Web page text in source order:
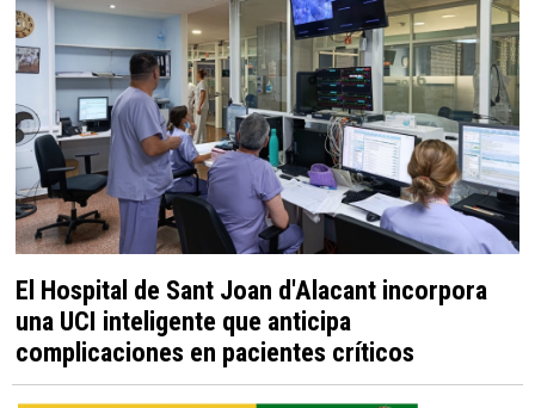
El Hospital de Sant Joan d'Alacant incorpora
una UCI inteligente que anticipa
complicaciones en pacientes críticos